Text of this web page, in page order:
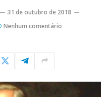
31 de outubro de 2018
Nenhum comentário